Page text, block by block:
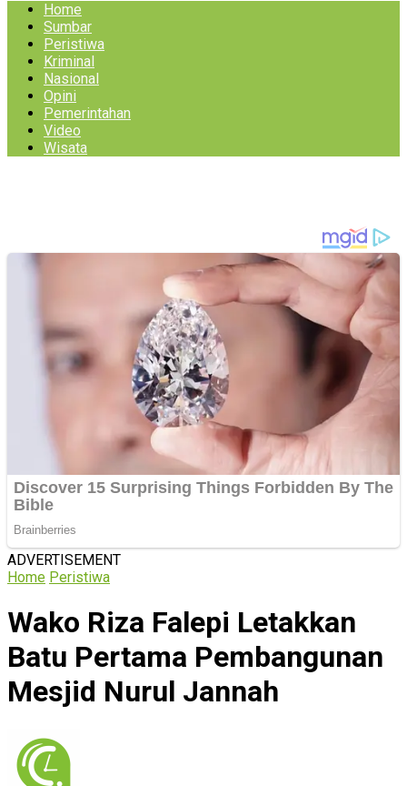
Home
Sumbar
Peristiwa
Kriminal
Nasional
Opini
Pemerintahan
Video
Wisata
ADVERTISEMENT
Home Peristiwa
Wako Riza Falepi Letakkan
Batu Pertama Pembangunan
Mesjid Nurul Jannah